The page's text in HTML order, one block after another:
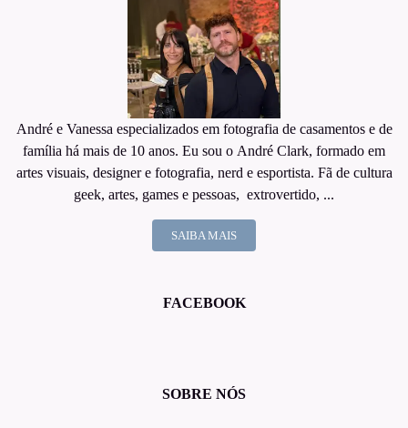
André e Vanessa especializados em fotografia de casamentos e de
família há mais de 10 anos. Eu sou o André Clark, formado em
artes visuais, designer e fotografia, nerd e esportista. Fã de cultura
geek, artes, games e pessoas, extrovertido, ...
SAIBA MAIS
FACEBOOK
SOBRE NÓS